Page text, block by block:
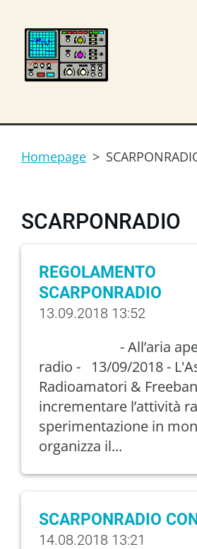
Homepage >
SCARPONRADIO
REGOLAMENTO
SCARPONRADIO
13.09.2018 13:52
- All’aria
radio - 13/09/2018 -
Radioamatori &
incrementare l’attività
sperimentazione in
organizza il...
SCARPONRADIO
14.08.2018 13:21